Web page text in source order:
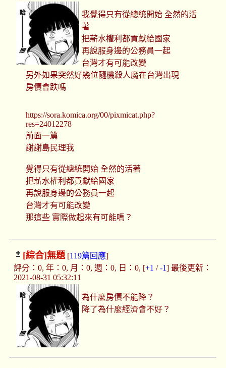
我覺得只有從總統開始 全然的活
著
把薪水權利都貢獻給國家
再說服身邊的公務員一起
台灣才有可能改變
另外如果突然好幾位隨機殺人魔在台灣出現
房價會跌嗎
https://sora.komica.org/00/pixmicat.php?
res=24012278
前面一篇
謝謝島民理我
覺得只有從總統開始 全然的活著
把薪水權利都貢獻給國家
再說服身邊的公務員一起
台灣才有可能改變
那這些 實際做起來有可能嗎？
[綜合]無題[119篇回應]
評分：0, 年：0, 月：0, 週：0, 日：0, [+1 /-1] 最後更新：
2021-08-31 05:32:11
為什麼房價不能降？
降了為什麼經濟會不好？